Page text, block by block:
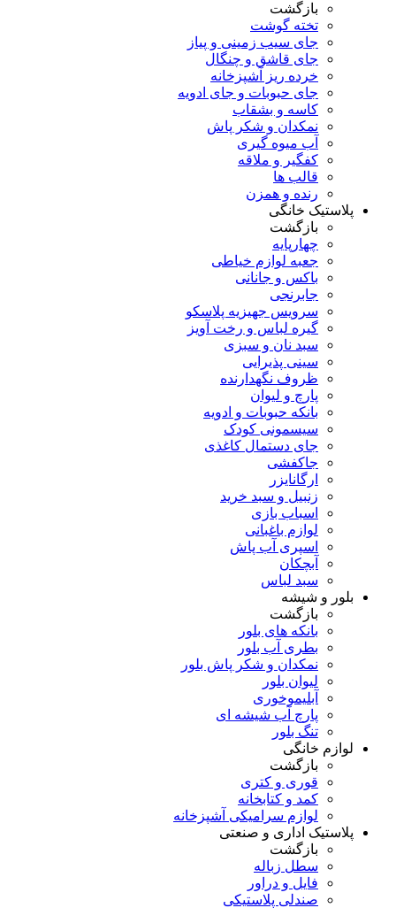
بازگشت
تخته گوشت
جای سیب زمینی و پیاز
جای قاشق و چنگال
خرده ریز آشپزخانه
جای حبوبات و جای ادویه
کاسه و بشقاب
نمکدان و شکر پاش
آب میوه گیری
کفگیر و ملاقه
قالب ها
رنده و همزن
پلاستیک خانگی
بازگشت
چهارپایه
جعبه لوازم خیاطی
باکس و جانانی
جابرنجی
سرویس جهیزیه پلاسکو
گیره لباس و رخت آویز
سبد نان و سبزی
سینی پذیرایی
ظروف نگهدارنده
پارچ و لیوان
بانکه حبوبات و ادویه
سیسمونی کودک
جای دستمال کاغذی
جاکفشی
ارگانایزر
زنبیل و سبد خرید
اسباب بازی
لوازم باغبانی
اسپری آب پاش
آبچکان
سبد لباس
بلور و شیشه
بازگشت
بانکه های بلور
بطری آب بلور
نمکدان و شکر پاش بلور
لیوان بلور
آبلیموخوری
پارچ آب شیشه ای
تنگ بلور
لوازم خانگی
بازگشت
قوری و کتری
کمد و کتابخانه
لوازم سرامیکی آشپزخانه
پلاستیک اداری و صنعتی
بازگشت
سطل زباله
فایل و دراور
صندلی پلاستیکی